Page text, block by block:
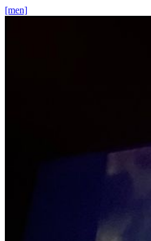
[men]